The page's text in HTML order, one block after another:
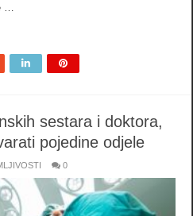
…
sestara i doktora,
pojedine odjele
0